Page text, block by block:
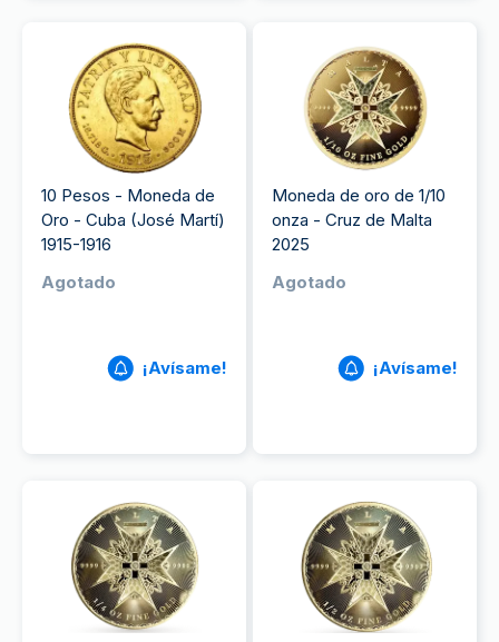
10 Pesos - Moneda de
Oro - Cuba (José Martí)
1915-1916
Agotado
¡Avísame!
Moneda de oro de 1/10
onza - Cruz de Malta
2025
Agotado
¡Avísame!